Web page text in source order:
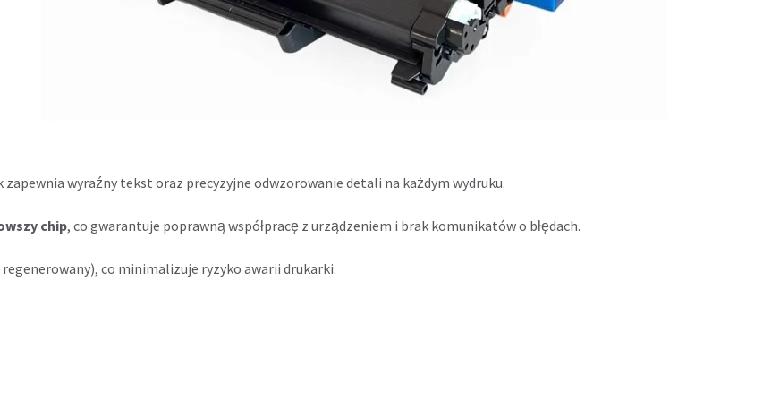
wyraźny tekst oraz precyzyjne odwzorowanie detali na każdym wydruku.
chip, co gwarantuje poprawną współpracę z urządzeniem i brak komunikatów o błędach.
co minimalizuje ryzyko awarii drukarki.